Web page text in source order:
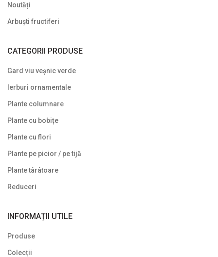
Uncategorized
Noutăți
Arbuști fructiferi
CATEGORII PRODUSE
Gard viu veșnic verde
Ierburi ornamentale
Plante columnare
Plante cu bobițe
Plante cu flori
Plante pe picior / pe tijă
Plante târâtoare
Reduceri
INFORMAȚII UTILE
Produse
Colecții